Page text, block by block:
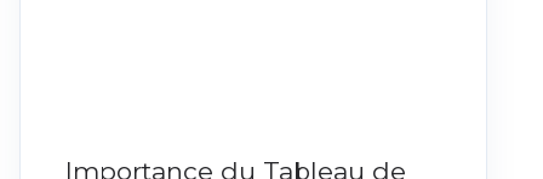
Importance du Tableau de